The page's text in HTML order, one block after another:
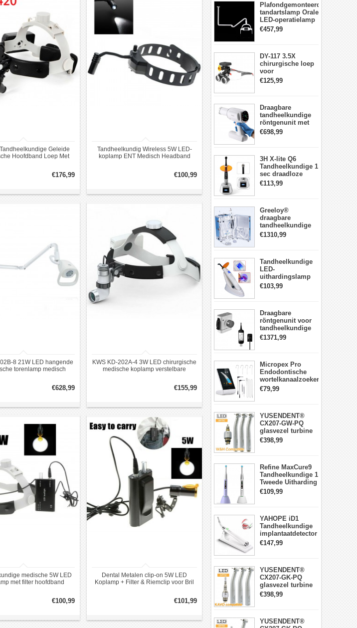
Plafondgemonteerde
tandartslamp Orale
LED-operatielamp
Examenschaduwloze
6 LED-lens met
€457,99
DY-117 3.5X
chirurgische loep
voor
tandheelkunde +
DY-010 draadloze
€125,99
Draagbare
tandheelkundige
röntgenunit met
hoge frequentie
intraorale
€698,99
3H X-lite Q6
Tandheelkundige 1
sec draadloze
LED-
Uithardingslamp
behuizing
€113,99
Greeloy®
draagbare
tandheelkundige
Eenheid met
luchtCompressor
ultrasone scaler)
€1310,99
Tandheelkundige
LED-
uithardingslamp
Draadloos met
lichtmeter 2000
€103,99
Draagbare
röntgenunit voor
tandheelkundige
apparatuur met
hoge frequentie +
€1371,99
Micropex Pro
Endodontische
wortelkanaalzoeker
Apex Locator voor
kanaallengtemeting
€79,99
YUSENDENT®
CX207-GW-PQ
glasvezel turbine
handstuk W&H
compatibel
€398,99
Refine MaxCure9
Tandheelkundige 1
Tweede Uitharding
LED-
uithardingslamp
€109,99
YAHOPE iD1
Tandheelkundige
implantaatdetector
implantaatlocator
slimme
€147,99
YUSENDENT®
CX207-GK-PQ
glasvezel turbine
handstuk KAVO-
compatibel
x3)
€398,99
YUSENDENT®
Geleide
Hoofdband Loep Met
€176,99
Tandheelkundig Wireless 5W LED-
koplamp ENT Medisch Headband
€100,99
8 21W LED hangende
torenlamp medisch
€628,99
KWS KD-202A-4 3W LED chirurgische
medische koplamp verstelbare
€155,99
medische 5W LED
met filter hoofdband
€100,99
Dental Metalen clip-on 5W LED
Koplamp + Filter & Riemclip voor Bril
€101,99